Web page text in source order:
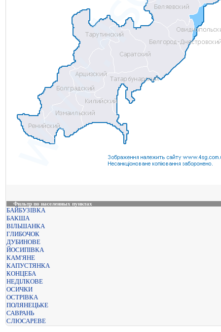
Фильтр по населенных пунктах
БАЙБУЗІВКА
БАКША
ВІЛЬШАНКА
ГЛИБОЧОК
ДУБИНОВЕ
ЙОСИПІВКА
КАМ'ЯНЕ
КАПУСТЯНКА
КОНЦЕБА
НЕДІЛКОВЕ
ОСИЧКИ
ОСТРІВКА
ПОЛЯНЕЦЬКЕ
САВРАНЬ
СЛЮСАРЕВЕ